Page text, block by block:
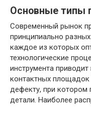
Основные типы
Современный рынок
принципиально
каждое из которых
технологические
инструмента
контактных площадок
дефекту, при котором
детали. Наиболее